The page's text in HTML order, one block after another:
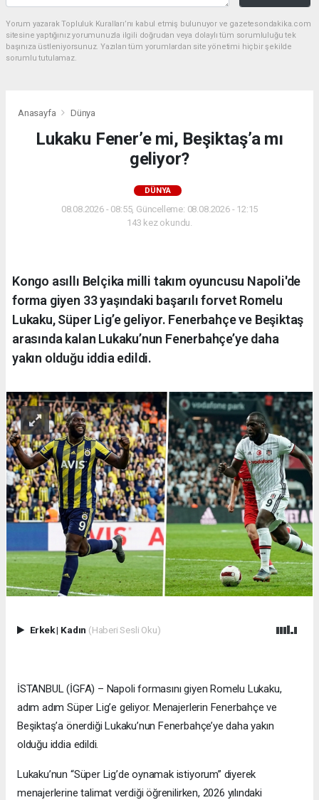
Yorum yazarak Topluluk Kuralları’nı kabul etmiş bulunuyor ve gazetesondakika.com
sitesine yaptığınız yorumunuzla ilgili doğrudan veya dolaylı tüm sorumluluğu tek
başınıza üstleniyorsunuz. Yazılan tüm yorumlardan site yönetimi hiçbir şekilde
sorumlu tutulamaz.
Anasayfa Dünya
Lukaku Fener’e mi, Beşiktaş’a mı
geliyor?
DÜNYA
08.08.2026 - 08:55, Güncelleme: 08.08.2026 - 12:15
143 kez okundu.
Kongo asıllı Belçika milli takım oyuncusu Napoli'de
forma giyen 33 yaşındaki başarılı forvet Romelu
Lukaku, Süper Lig’e geliyor. Fenerbahçe ve Beşiktaş
arasında kalan Lukaku’nun Fenerbahçe’ye daha
yakın olduğu iddia edildi.
Erkek| Kadın (Haberi Sesli Oku)
İSTANBUL (İGFA) – Napoli formasını giyen Romelu Lukaku,
adım adım Süper Lig’e geliyor. Menajerlerin Fenerbahçe ve
Beşiktaş’a önerdiği Lukaku’nun Fenerbahçe’ye daha yakın
olduğu iddia edildi.
Lukaku’nun “Süper Lig’de oynamak istiyorum” diyerek
menajerlerine talimat verdiği öğrenilirken, 2026 yılındaki